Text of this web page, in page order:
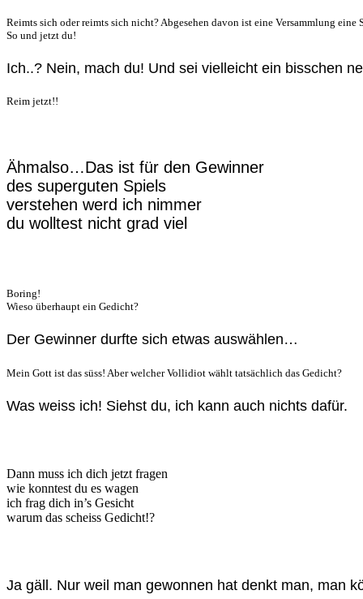
Reimts sich oder reimts sich nicht? Abgesehen davon ist eine Versammlung eine
So und jetzt du!
Ich..? Nein, mach du! Und sei vielleicht ein bisschen
Reim jetzt!!
Ähmalso…Das ist für den Gewinner
des superguten Spiels
verstehen werd ich nimmer
du wolltest nicht grad viel
Boring!
Wieso überhaupt ein Gedicht?
Der Gewinner durfte sich etwas auswählen…
Mein Gott ist das süss! Aber welcher Vollidiot wählt tatsächlich das Gedicht?
Was weiss ich! Siehst du, ich kann auch nichts dafür.
Dann muss ich dich jetzt fragen
wie konntest du es wagen
ich frag dich in’s Gesicht
warum das scheiss Gedicht!?
Ja gäll. Nur weil man gewonnen hat denkt man, man